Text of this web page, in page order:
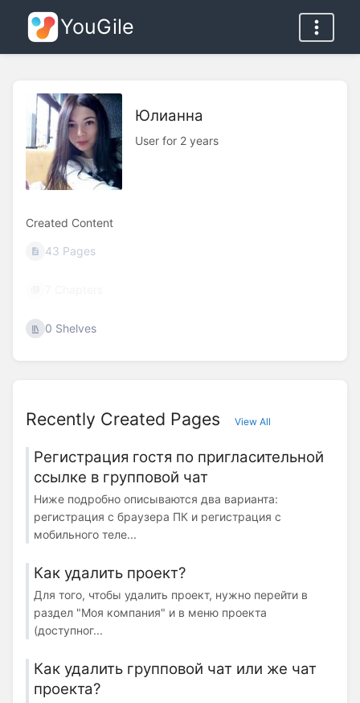
YouGile
Юлианна
User for 2 years
Created Content
43 Pages
0 Shelves
Recently Created Pages View All
Регистрация гостя по пригласительной
ссылке в групповой чат
Ниже подробно описываются два варианта:
регистрация с браузера ПК и регистрация с
мобильного теле...
Как удалить проект?
Для того, чтобы удалить проект, нужно перейти в
раздел "Моя компания" и в меню проекта
(доступног...
Как удалить групповой чат или же чат
проекта?